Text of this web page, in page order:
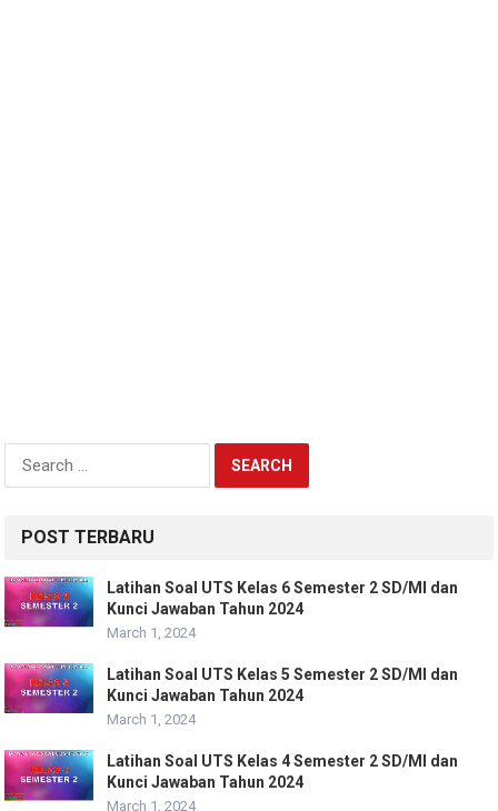
Search
POST TERBARU
Latihan Soal UTS Kelas 6 Semester 2 SD/MI dan
Kunci Jawaban Tahun 2024
March 1, 2024
Latihan Soal UTS Kelas 5 Semester 2 SD/MI dan
Kunci Jawaban Tahun 2024
March 1, 2024
Latihan Soal UTS Kelas 4 Semester 2 SD/MI dan
Kunci Jawaban Tahun 2024
March 1, 2024